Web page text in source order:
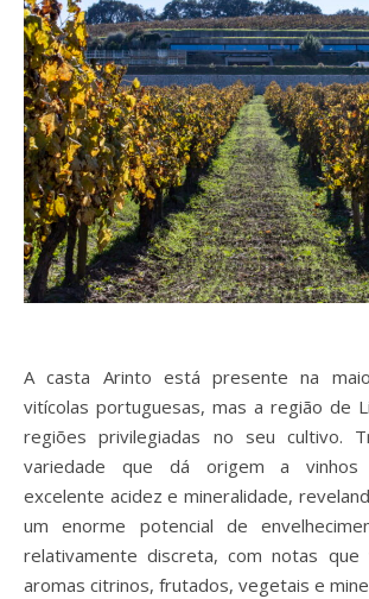
A casta Arinto está presente na
vitícolas portuguesas, mas a região de
regiões privilegiadas no seu cultivo.
variedade que dá origem a vinhos
excelente acidez e mineralidade,
um enorme potencial de
relativamente discreta, com notas
aromas citrinos, frutados, vegetais e